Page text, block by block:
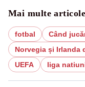
Mai multe
fotbal
Când
Norvegia și Irlanda
UEFA
liga